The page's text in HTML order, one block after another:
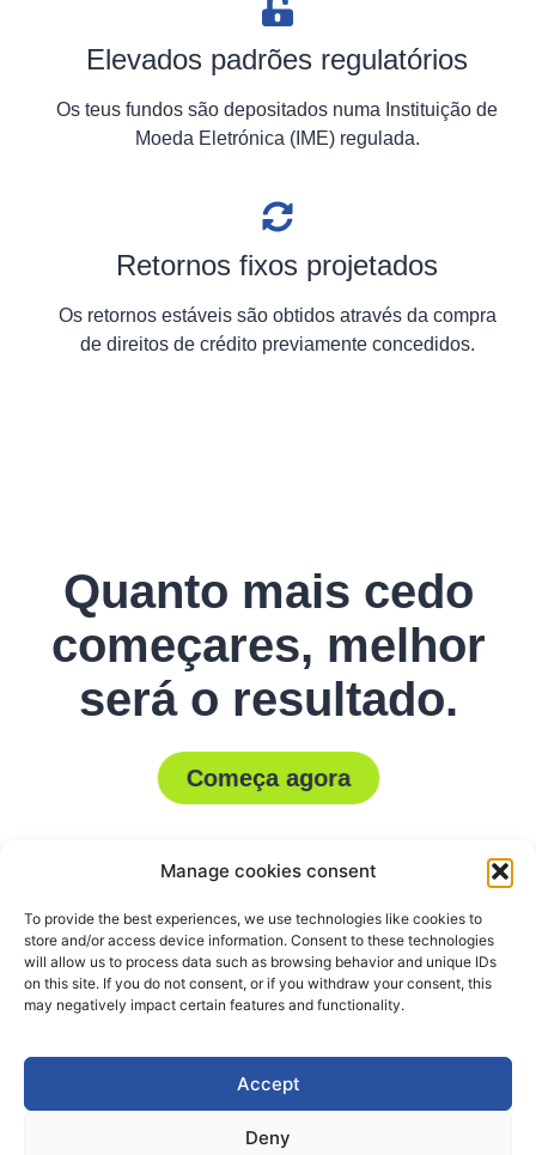
Manage cookies consent
To provide the best experiences, we use technologies like cookies to
store and/or access device information. Consent to these technologies
will allow us to process data such as browsing behavior and unique IDs
on this site. If you do not consent, or if you withdraw your consent, this
may negatively impact certain features and functionality.
Accept
Deny
Elevados padrões regulatórios
Os teus fundos são depositados numa Instituição de
Moeda Eletrónica (IME) regulada.
Retornos fixos projetados
Os retornos estáveis são obtidos através da compra
de direitos de crédito previamente concedidos.
Quanto mais cedo
começares, melhor
será o resultado.
Começa agora